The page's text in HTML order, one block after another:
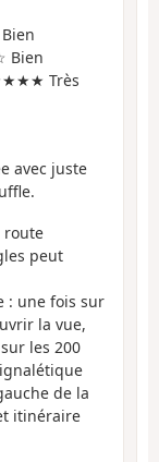
Très
avec juste
route
peut
: une fois sur
la vue,
les 200
de la
itinéraire